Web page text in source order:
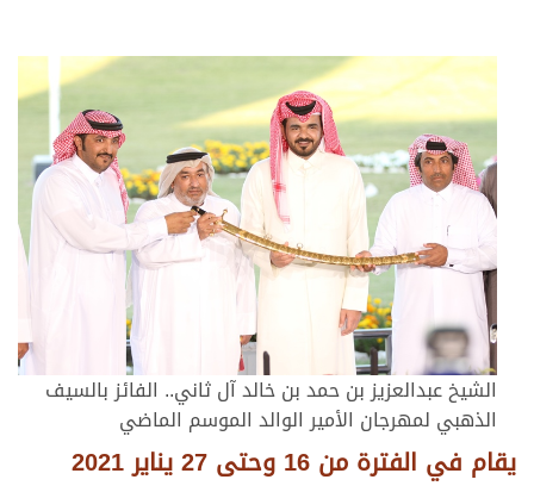
الشيخ عبدالعزيز بن حمد بن خالد آل ثاني.. الفائز بالسيف
الذهبي لمهرجان الأمير الوالد الموسم الماضي
يقام في الفترة من 16 وحتى 27 يناير 2021